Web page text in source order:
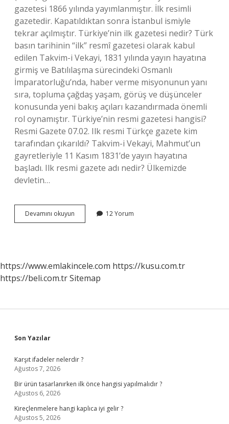
gazetesi 1866 yılında yayımlanmıştır. İlk resimli
gazetedir. Kapatıldıktan sonra İstanbul ismiyle
tekrar açılmıştır. Türkiye’nin ilk gazetesi nedir? Türk
basın tarihinin “ilk” resmî gazetesi olarak kabul
edilen Takvim-i Vekayi, 1831 yılında yayın hayatına
girmiş ve Batılılaşma sürecindeki Osmanlı
İmparatorluğu’nda, haber verme misyonunun yanı
sıra, topluma çağdaş yaşam, görüş ve düşünceler
konusunda yeni bakış açıları kazandırmada önemli
rol oynamıştır. Türkiye’nin resmi gazetesi hangisi?
Resmi Gazete 07.02. Ilk resmi Türkçe gazete kim
tarafından çıkarıldı? Takvim-i Vekayi, Mahmut’un
gayretleriyle 11 Kasım 1831’de yayın hayatına
başladı. Ilk resmi gazete adı nedir? Ülkemizde
devletin…
Devamını okuyun
Resmi
12 Yorum
https://www.emlakincele.com https://kusu.com.tr
https://beli.com.trSitemap
Sidebar
Son Yazılar
Karşıt ifadeler nelerdir ?
Ağustos 7, 2026
Bir ürün tasarlanırken ilk önce hangisi yapılmalıdır ?
Ağustos 6, 2026
Kireçlenmelere hangi kaplıca iyi gelir ?
Ağustos 5, 2026